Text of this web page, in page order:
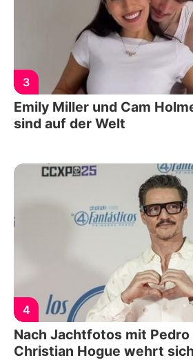
3
Emily Miller und Cam
sind auf der Welt
4
Nach Jachtfotos mit Pedro
Christian Hogue wehrt sich